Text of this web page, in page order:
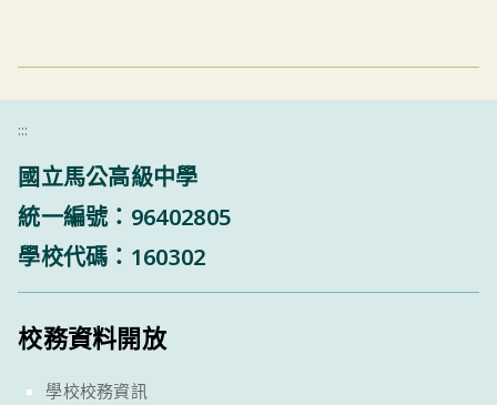
:::
國立馬公高級中學
統一編號：96402805
學校代碼：160302
校務資料開放
學校校務資訊